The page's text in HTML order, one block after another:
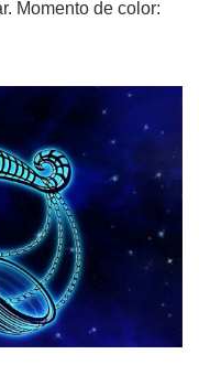
Momento de color: